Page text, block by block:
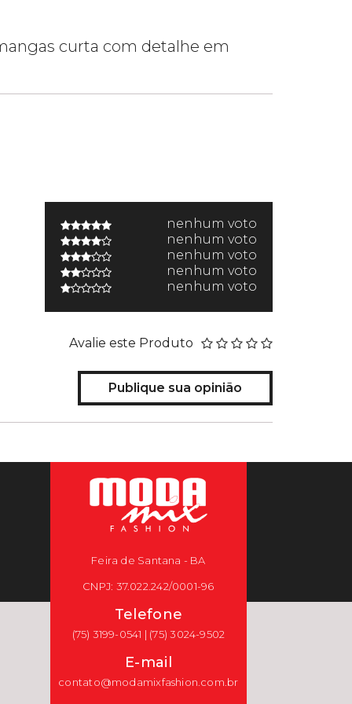
curta com detalhe em
nenhum voto
nenhum voto
nenhum voto
nenhum voto
nenhum voto
Avalie este Produto
Publique sua opinião
Feira de Santana - BA
CNPJ: 37.022.242/0001-96
Telefone
(75) 3199-0541 | (75) 3024-9502
E-mail
contato@modamixfashion.com.br